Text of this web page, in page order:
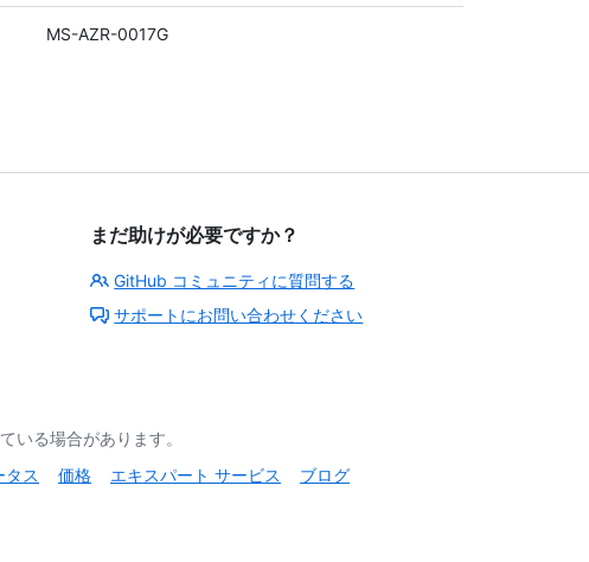
MS-AZR-0017G
まだ助けが必要ですか？
GitHub コミュニティに質問する
サポートにお問い合わせください
いる場合があります。
タス 価格 エキスパート サービス ブログ